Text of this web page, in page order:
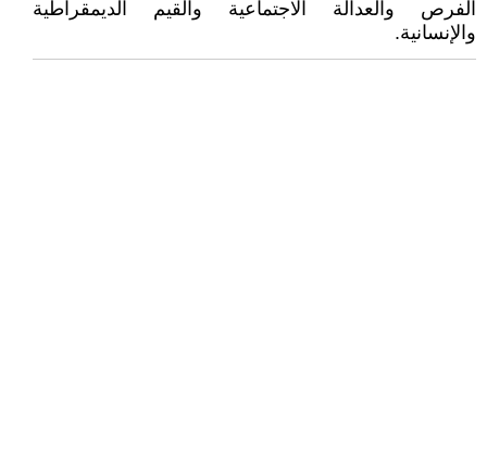
الفرص والعدالة الاجتماعية والقيم الديمقراطية
والإنسانية.